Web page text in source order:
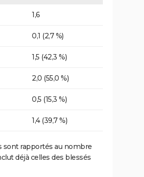
1,6
0,1 (2,7 %)
1,5 (42,3 %)
2,0 (55,0 %)
0,5 (15,3 %)
1,4 (39,7 %)
sont rapportés au nombre
déjà celles des blessés